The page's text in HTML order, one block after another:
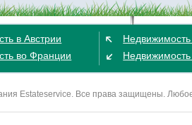
в Австрии
во Франции
Estateservice. Все права защищены.